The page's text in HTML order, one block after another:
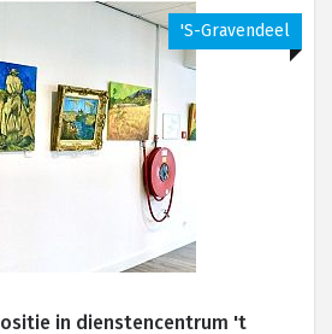
's-Gravendeel
in dienstencentrum 't